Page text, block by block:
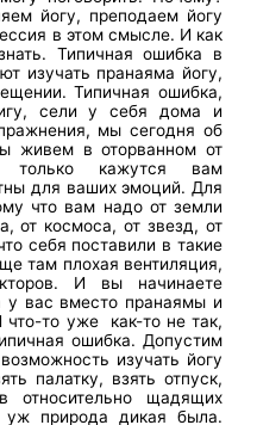
йогу, преподаем йогу
в этом смысле. И как
Типичная ошибка в
изучать пранаяма йогу,
Типичная ошибка,
сели у себя дома и
мы сегодня об
живем в оторванном от
только кажутся вам
для ваших эмоций. Для
что вам надо от земли
от космоса, от звезд, от
себя поставили в такие
там плохая вентиляция,
И вы начинаете
у вас вместо пранаямы и
то уже как-то не так,
ошибка. Допустим
изучать йогу
палатку, взять отпуск,
относительно щадящих
уж природа дикая была.